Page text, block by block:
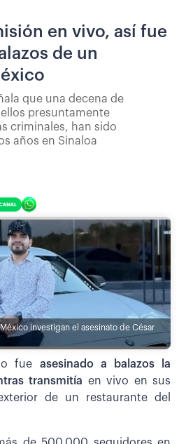
en vivo, así fue
de un
que una decena de
presuntamente
criminales, han sido
años en Sinaloa
investigan el asesinato de César
fue asesinado a balazos la
transmitía en vivo en sus
de un restaurante del